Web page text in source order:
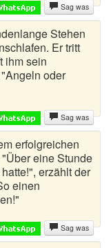
Sag was
Stehen
Er tritt
ihm sein
oder
Sag was
erfolgreichen
"Über eine Stunde
erzählt der
einen
Sag was